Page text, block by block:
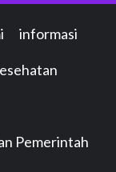
informasi
Pemerintah